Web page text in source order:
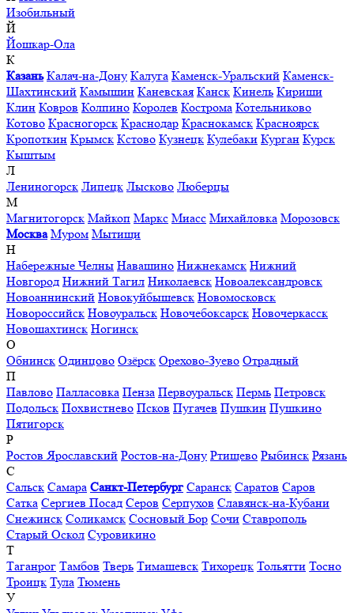
Изобильный
Й
Йошкар-Ола
К
Казань Калач-на-Дону Калуга Каменск-Уральский Каменск-
Шахтинский Камышин Каневская Канск Кинель Кириши
Клин Ковров Колпино Королев Кострома Котельниково
Котово Красногорск Краснодар Краснокамск Красноярск
Кропоткин Крымск Кстово Кузнецк Кулебаки Курган Курск
Кыштым
Л
Лениногорск Липецк Лысково Люберцы
М
Магнитогорск Майкоп Маркс Миасс Михайловка Морозовск
Москва Муром Мытищи
Н
Набережные Челны Навашино Нижнекамск Нижний
Новгород Нижний Тагил Николаевск Новоалександровск
Новоаннинский Новокуйбышевск Новомосковск
Новороссийск Новоуральск Новочебоксарск Новочеркасск
Новошахтинск Ногинск
О
Обнинск Одинцово Озёрск Орехово-Зуево Отрадный
П
Павлово Палласовка Пенза Первоуральск Пермь Петровск
Подольск Похвистнево Псков Пугачев Пушкин Пушкино
Пятигорск
Р
Ростов Ярославский Ростов-на-Дону Ртищево Рыбинск Рязань
С
Сальск Самара Санкт-Петербург Саранск Саратов Саров
Сатка Сергиев Посад Серов Серпухов Славянск-на-Кубани
Снежинск Соликамск Сосновый Бор Сочи Ставрополь
Старый Оскол Суровикино
Т
Таганрог Тамбов Тверь Тимашевск Тихорецк Тольятти Тосно
Троицк Тула Тюмень
У